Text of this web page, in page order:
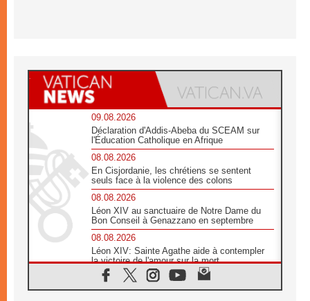
09.08.2026
Déclaration d'Addis-Abeba du SCEAM sur
l'Éducation Catholique en Afrique
08.08.2026
En Cisjordanie, les chrétiens se sentent
seuls face à la violence des colons
08.08.2026
Léon XIV au sanctuaire de Notre Dame du
Bon Conseil à Genazzano en septembre
08.08.2026
Léon XIV: Sainte Agathe aide à contempler
la victoire de l'amour sur la mort
08.08.2026
«Relancer l'empathie», le projet Triennal d'art